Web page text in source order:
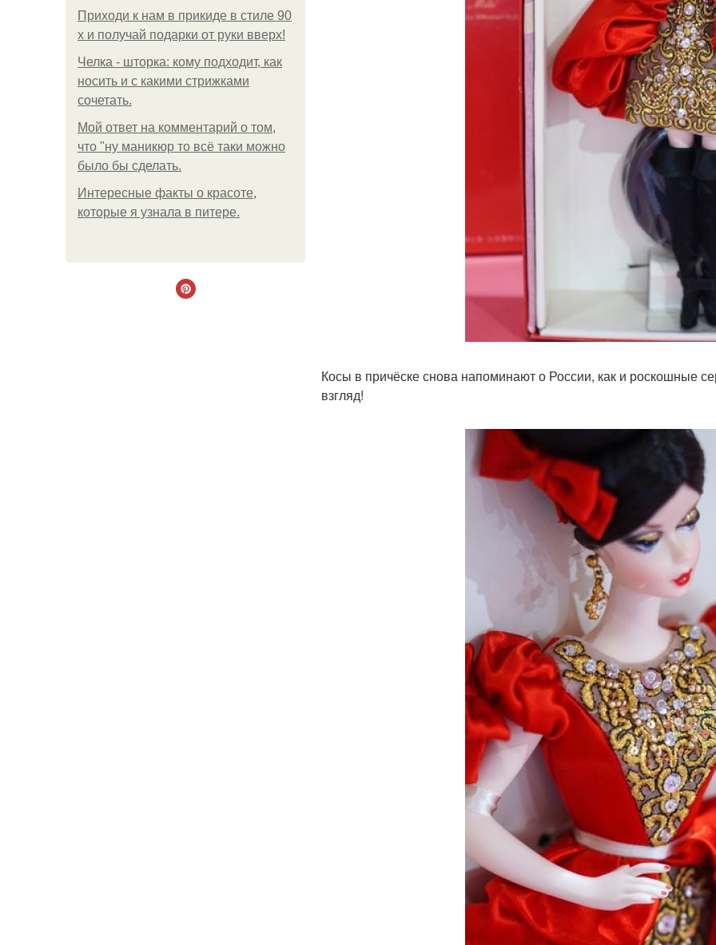
Приходи к нам в прикиде в стиле 90
х и получай подарки от руки вверх!
Челка - шторка: кому подходит, как
носить и с какими стрижками
сочетать.
Мой ответ на комментарий о том,
что "ну маникюр то всё таки можно
было бы сделать.
Интересные факты о красоте,
которые я узнала в питере.
Косы в причёске снова напоминают о России, как и роскошные
взгляд!